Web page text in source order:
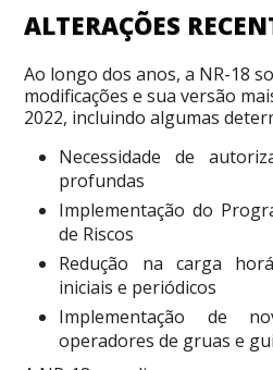
ALTERAÇÕES
Ao longo dos anos, a NR-18
modificações e sua versão
2022, incluindo algumas
Necessidade de
profundas
Implementação do
de Riscos
Redução na carga
iniciais e periódicos
Implementação de
operadores de gruas e